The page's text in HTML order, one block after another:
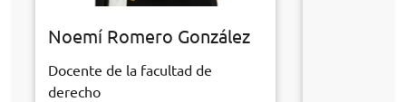
Noemí Romero González
Docente de la facultad de
derecho